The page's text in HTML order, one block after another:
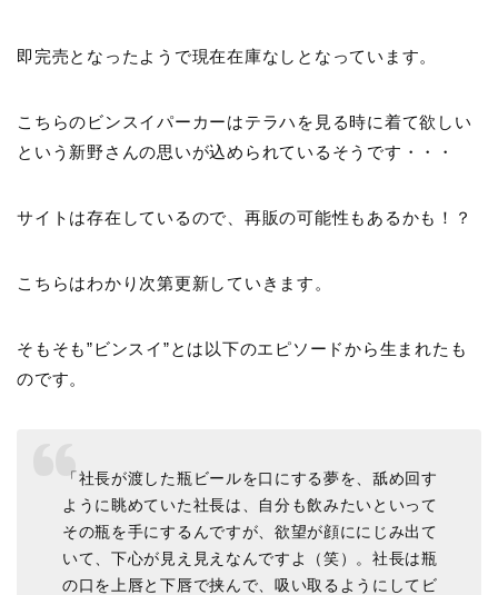
即完売となったようで現在在庫なしとなっています。
こちらのビンスイパーカーはテラハを見る時に着て欲しい
という新野さんの思いが込められているそうです・・・
サイトは存在しているので、再販の可能性もあるかも！？
こちらはわかり次第更新していきます。
そもそも”ビンスイ”とは以下のエピソードから生まれたも
のです。
「社長が渡した瓶ビールを口にする夢を、舐め回す
ように眺めていた社長は、自分も飲みたいといって
その瓶を手にするんですが、欲望が顔ににじみ出て
いて、下心が見え見えなんですよ（笑）。社長は瓶
の口を上唇と下唇で挟んで、吸い取るようにしてビ